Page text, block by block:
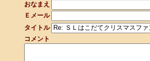
おなまえ
Ｅメール
タイトル
コメント